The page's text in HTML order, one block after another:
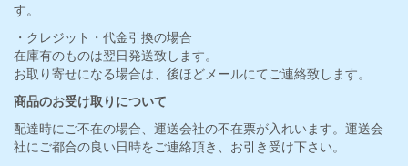
す。
・クレジット・代金引換の場合
在庫有のものは翌日発送致します。
お取り寄せになる場合は、後ほどメールにてご連絡致します。
商品のお受け取りについて
配達時にご不在の場合、運送会社の不在票が入れいます。運送会
社にご都合の良い日時をご連絡頂き、お引き受け下さい。